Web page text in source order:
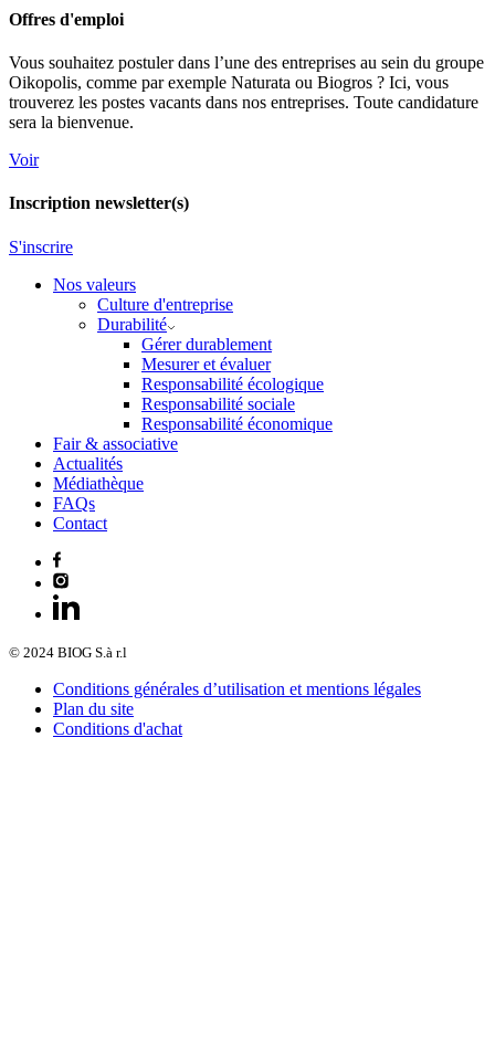
Offres d'emploi
Vous souhaitez postuler dans l’une des entreprises au sein du groupe
Oikopolis, comme par exemple Naturata ou Biogros ? Ici, vous
trouverez les postes vacants dans nos entreprises. Toute candidature
sera la bienvenue.
Voir
Inscription newsletter(s)
S'inscrire
Nos valeurs
Culture d'entreprise
Durabilité
Gérer durablement
Mesurer et évaluer
Responsabilité écologique
Responsabilité sociale
Responsabilité économique
Fair & associative
Actualités
Médiathèque
FAQs
Contact
© 2024 BIOG S.à r.l
Conditions générales d’utilisation et mentions légales
Plan du site
Conditions d'achat